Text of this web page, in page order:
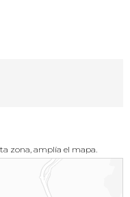
zona, amplía el mapa.